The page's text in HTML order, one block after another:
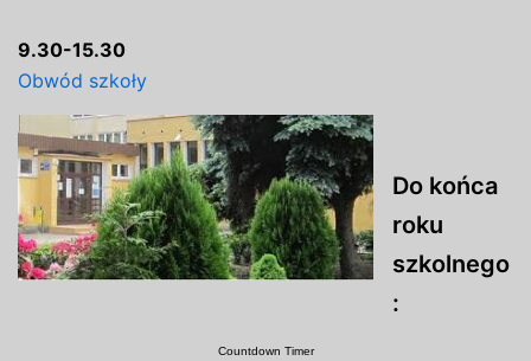
9.30-15.30
Obwód szkoły
Do końca
roku
szkolnego
: